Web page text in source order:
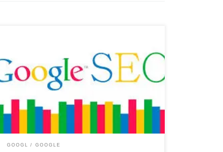
: Un Pilier du Succès en Ligne Le référencement
Google, également connu sous le nom de SEO
(Search Engine Optimization), est un élément
essentiel pour toute entreprise cherchant à se
démarquer en ligne. En effet, être bien positionné
dans les résultats de recherche de […]
GOOGL GOOGLE